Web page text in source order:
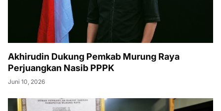
Akhirudin Dukung Pemkab Murung Raya
Perjuangkan Nasib PPPK
Juni 10, 2026